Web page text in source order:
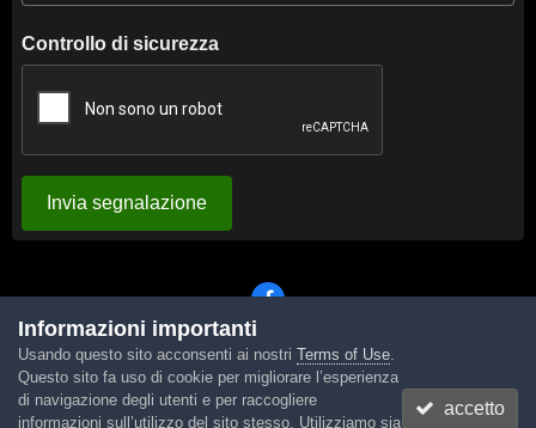
Controllo di sicurezza
Invia segnalazione
Lingua Tema Contattaci Cookies
Powered by Invision Community
Informazioni importanti
Usando questo sito acconsenti ai nostri Terms of Use.
Questo sito fa uso di cookie per migliorare l’esperienza
di navigazione degli utenti e per raccogliere
informazioni sull’utilizzo del sito stesso. Utilizziamo sia
accetto